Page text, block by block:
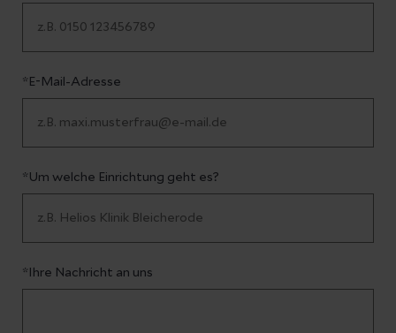
*E-Mail-Adresse
*Um welche Einrichtung geht es?
*Ihre Nachricht an uns